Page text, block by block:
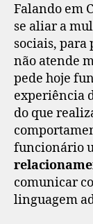
Falando em
se aliar a
sociais, para
não atende
pede hoje
experiência
do que
funcionário
comunicar
linguagem